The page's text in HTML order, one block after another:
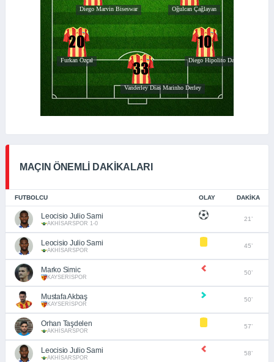
MAÇIN ÖNEMLİ DAKİKALARI
FUTBOLCU OLAY DAKIKA
Leocisio Julio Sami
AKHİSARSPOR 1-0
21’
Leocisio Julio Sami
AKHİSARSPOR
45’
Marko Simic
KAYSERİSPOR
50’
Mustafa Akbaş
KAYSERİSPOR
50’
Orhan Taşdelen
AKHİSARSPOR
57’
Leocisio Julio Sami
AKHİSARSPOR
58’